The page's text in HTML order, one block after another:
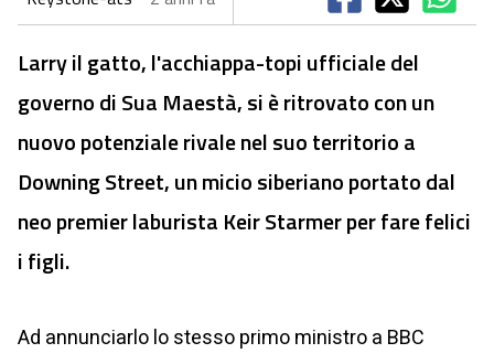
Larry il gatto, l'acchiappa-topi ufficiale del
governo di Sua Maestà, si è ritrovato con un
nuovo potenziale rivale nel suo territorio a
Downing Street, un micio siberiano portato dal
neo premier laburista Keir Starmer per fare felici
i figli.
Ad annunciarlo lo stesso primo ministro a BBC